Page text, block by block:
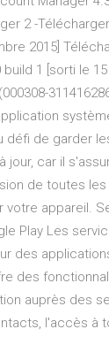
2 -
2015]
1 [sorti le
défi de garder
jour, car il
de toutes
votre appareil.
Play Les
des
des
auprès des
l'accès à